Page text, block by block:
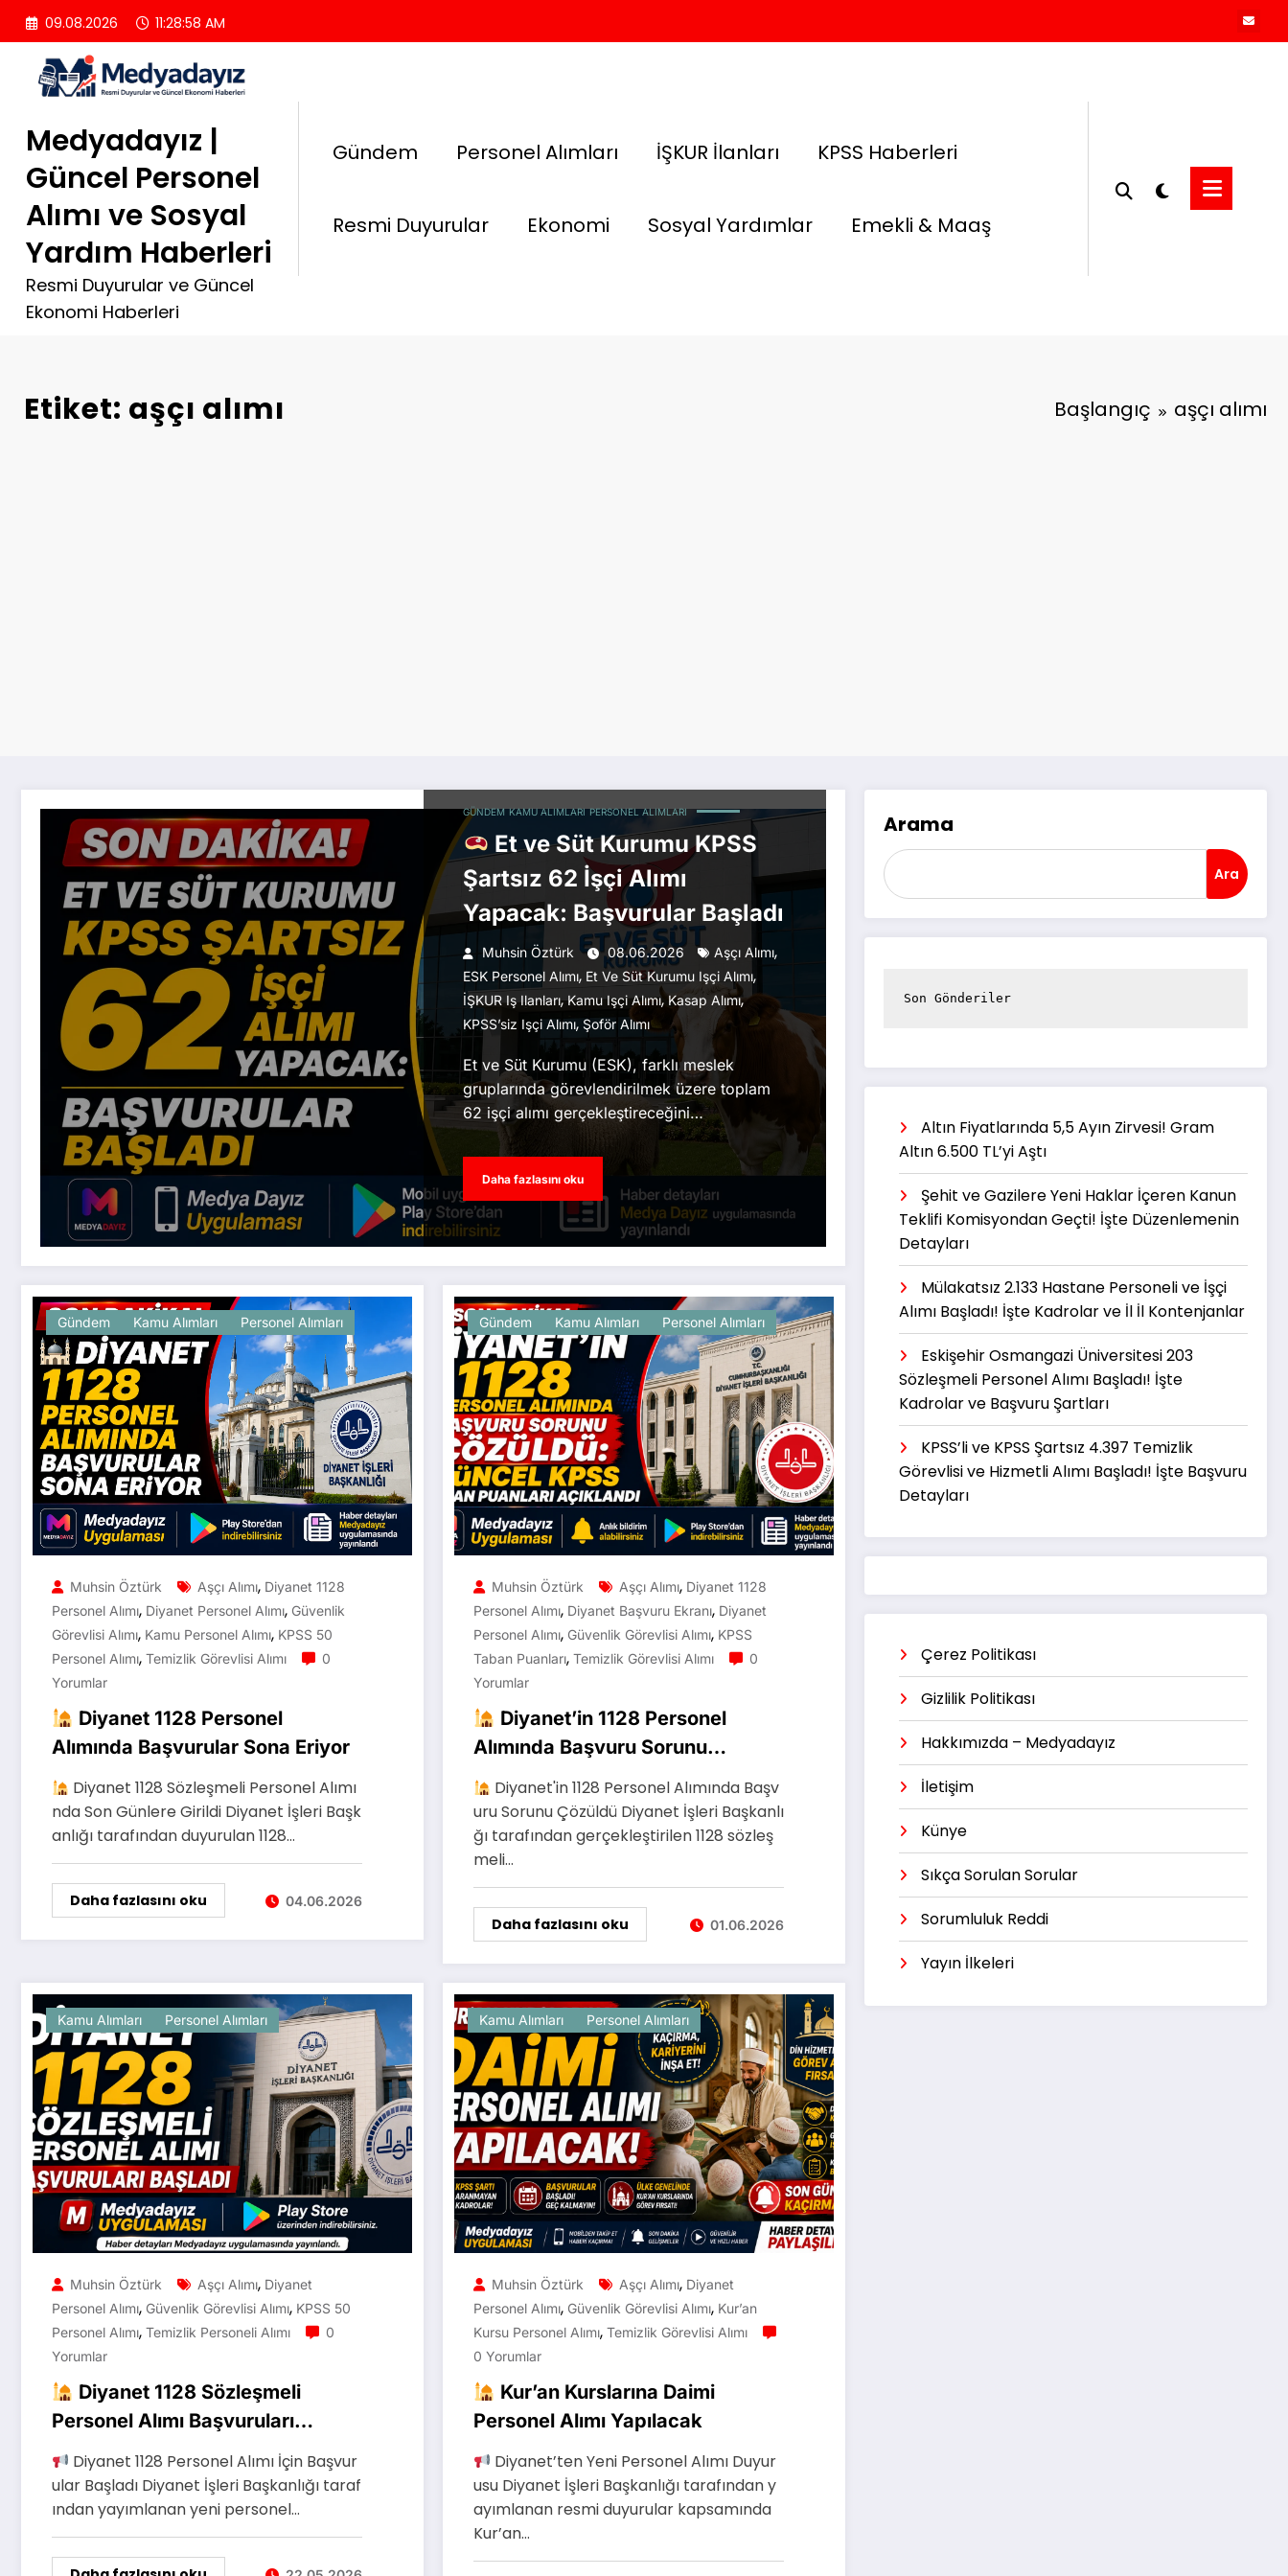
İçeriğe
atla
09.08.2026 11:28:58 AM
Medyadayız |
Güncel Personel
Alımı ve Sosyal
Yardım Haberleri
Resmi Duyurular ve Güncel
Ekonomi Haberleri
Gündem Personel Alımları İŞKUR İlanları KPSS Haberleri
Resmi Duyurular Ekonomi Sosyal Yardımlar Emekli & Maaş
Etiket: aşçı alımı Başlangıç aşçı alımı
GÜNDEM KAMU ALIMLARI PERSONEL ALIMLARI
Et ve Süt Kurumu KPSS
Şartsız 62 İşçi Alımı
Yapacak: Başvurular Başladı
Muhsin Öztürk 08.06.2026 Aşçı Alımı,
ESK Personel Alımı, Et Ve Süt Kurumu Işçi Alımı,
İŞKUR Iş Ilanları,Kamu Işçi Alımı,Kasap Alımı,
KPSS’siz Işçi Alımı, Şoför Alımı
Et ve Süt Kurumu (ESK), farklı meslek
gruplarında görevlendirilmek üzere toplam
62 işçi alımı gerçekleştireceğini…
Daha fazlasını oku
Gündem Kamu Alımları Personel Alımları
Muhsin Öztürk Aşçı Alımı, Diyanet 1128
Personel Alımı, Diyanet Personel Alımı, Güvenlik
Görevlisi Alımı, Kamu Personel Alımı, KPSS 50
Personel Alımı, Temizlik Görevlisi Alımı
0
Yorumlar
Diyanet 1128 Personel
Alımında Başvurular Sona Eriyor
Diyanet 1128 Sözleşmeli Personel Alımı
nda Son Günlere Girildi Diyanet İşleri Başk
anlığı tarafından duyurulan 1128…
Daha fazlasını oku 04.06.2026
Gündem Kamu Alımları Personel Alımları
Muhsin Öztürk Aşçı Alımı, Diyanet 1128
Personel Alımı, Diyanet Başvuru Ekranı, Diyanet
Personel Alımı, Güvenlik Görevlisi Alımı, KPSS
Taban Puanları, Temizlik Görevlisi Alımı
0
Yorumlar
Diyanet’in 1128 Personel
Alımında Başvuru Sorunu
Çözüldü: Güncel KPSS Taban
Puanları Açıklandı
Diyanet'in 1128 Personel Alımında Başv
uru Sorunu Çözüldü Diyanet İşleri Başkanlı
ğı tarafından gerçekleştirilen 1128 sözleş
meli…
Daha fazlasını oku 01.06.2026
Kamu Alımları Personel Alımları
Muhsin Öztürk Aşçı Alımı, Diyanet
Personel Alımı, Güvenlik Görevlisi Alımı, KPSS 50
Personel Alımı, Temizlik Personeli Alımı
0
Yorumlar
Diyanet 1128 Sözleşmeli
Personel Alımı Başvuruları
Başladı
Diyanet 1128 Personel Alımı İçin Başvur
ular Başladı Diyanet İşleri Başkanlığı taraf
ından yayımlanan yeni personel…
Kamu Alımları Personel Alımları
Muhsin Öztürk Aşçı Alımı, Diyanet
Personel Alımı, Güvenlik Görevlisi Alımı, Kur’an
Kursu Personel Alımı, Temizlik Görevlisi Alımı
0 Yorumlar
Kur’an Kurslarına Daimi
Personel Alımı Yapılacak
Diyanet’ten Yeni Personel Alımı Duyur
usu Diyanet İşleri Başkanlığı tarafından y
ayımlanan resmi duyurular kapsamında
Kur’an…
Arama
Ara
Son Gönderiler
Altın Fiyatlarında 5,5 Ayın Zirvesi! Gram
Altın 6.500 TL’yi Aştı
Şehit ve Gazilere Yeni Haklar İçeren Kanun
Teklifi Komisyondan Geçti! İşte Düzenlemenin
Detayları
Mülakatsız 2.133 Hastane Personeli ve İşçi
Alımı Başladı! İşte Kadrolar ve İl İl Kontenjanlar
Eskişehir Osmangazi Üniversitesi 203
Sözleşmeli Personel Alımı Başladı! İşte
Kadrolar ve Başvuru Şartları
KPSS’li ve KPSS Şartsız 4.397 Temizlik
Görevlisi ve Hizmetli Alımı Başladı! İşte Başvuru
Detayları
Çerez Politikası
Gizlilik Politikası
Hakkımızda – Medyadayız
İletişim
Künye
Sıkça Sorulan Sorular
Sorumluluk Reddi
Yayın İlkeleri